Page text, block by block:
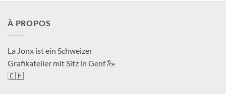
À PROPOS
La Jonx ist ein Schweizer
Grafikatelier mit Sitz in Genf 🦢
🇨🇭